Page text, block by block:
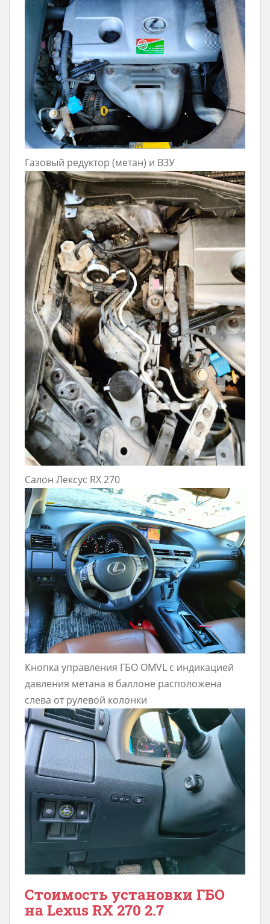
Газовый редуктор (метан) и ВЗУ
Салон Лексус RX 270
Кнопка управления ГБО OMVL с индикацией
давления метана в баллоне расположена
слева от рулевой колонки
Стоимость установки ГБО
на Lexus RX 270 2.7